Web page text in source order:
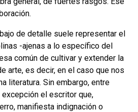
de detalle suele representar el
-ajenas a lo específico del
común de cul­tivar y extender la
arte, es decir, en el caso que nos
literatura. Sin embargo, entre
el escritor que,
manifiesta indignación o